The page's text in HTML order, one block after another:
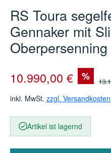
RS Toura
Gennaker mit
Oberpersenning
Verkaufspreis:
10.990,00 € %
inkl. MwSt. zzgl. Versandkosten
Artikel ist lagernd